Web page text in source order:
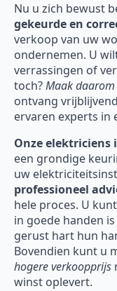
Nu u zich bewust
gekeurde en
verkoop van uw
ondernemen. U
verrassingen of
toch?Maak
ontvang
ervaren experts in
Onzeelektriciens
een grondige
uw
professioneel
hele proces. U
in goede handen
gerust hart hun
Bovendien kunt u
hogere verkoopprijs
winst oplevert.